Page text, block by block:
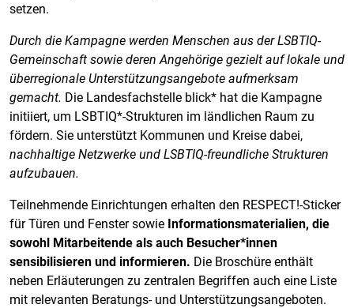
setzen.
Durch die Kampagne werden Menschen aus der LSBTIQ-
Gemeinschaft sowie deren Angehörige gezielt auf lokale und
überregionale Unterstützungsangebote aufmerksam
gemacht. Die Landesfachstelle blick* hat die Kampagne
initiiert, um LSBTIQ*-Strukturen im ländlichen Raum zu
fördern. Sie unterstützt Kommunen und Kreise dabei,
nachhaltige Netzwerke und LSBTIQ-freundliche Strukturen
aufzubauen.
Teilnehmende Einrichtungen erhalten den RESPECT!-Sticker
für Türen und Fenster sowie Informationsmaterialien, die
sowohl Mitarbeitende als auch Besucher*innen
sensibilisieren und informieren. Die Broschüre enthält
neben Erläuterungen zu zentralen Begriffen auch eine Liste
mit relevanten Beratungs- und Unterstützungsangeboten.